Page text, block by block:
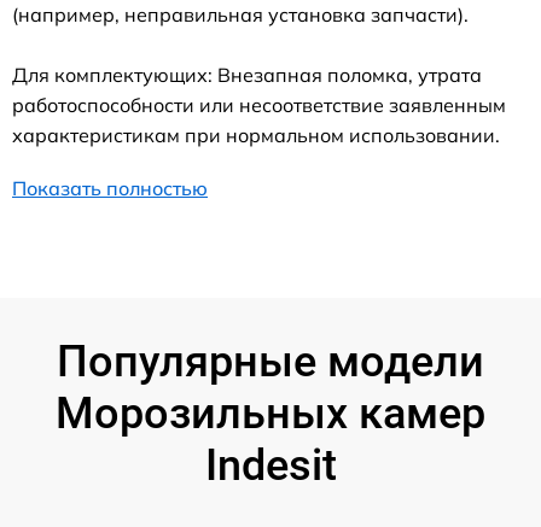
(например, неправильная установка запчасти).
Для комплектующих: Внезапная поломка, утрата
работоспособности или несоответствие заявленным
характеристикам при нормальном использовании.
Показать полностью
Популярные модели
Морозильных камер
Indesit